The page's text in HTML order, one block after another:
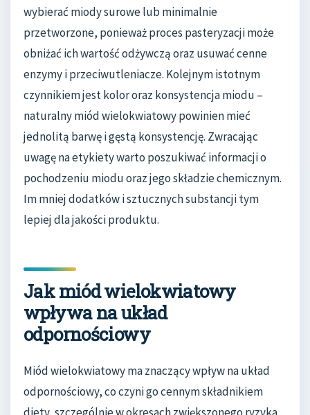
wybierać miody surowe lub minimalnie
przetworzone, ponieważ proces pasteryzacji może
obniżać ich wartość odżywczą oraz usuwać cenne
enzymy i przeciwutleniacze. Kolejnym istotnym
czynnikiem jest kolor oraz konsystencja miodu –
naturalny miód wielokwiatowy powinien mieć
jednolitą barwę i gęstą konsystencję. Zwracając
uwagę na etykiety warto poszukiwać informacji o
pochodzeniu miodu oraz jego składzie chemicznym.
Im mniej dodatków i sztucznych substancji tym
lepiej dla jakości produktu.
Jak miód wielokwiatowy
wpływa na układ
odpornościowy
Miód wielokwiatowy ma znaczący wpływ na układ
odpornościowy, co czyni go cennym składnikiem